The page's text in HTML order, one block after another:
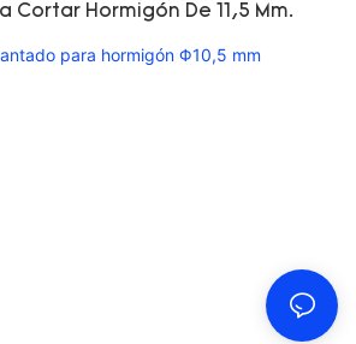
Cortar Hormigón De 11,5 Mm.